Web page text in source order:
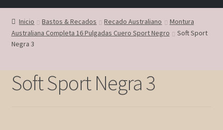
Nosotros
Contáctanos
Inicio Bastos & Recados Recado Australiano
Montura
Australiana Completa 16 Pulgadas Cuero Sport Negro
Soft Sport
Negra 3
Soft Sport Negra 3